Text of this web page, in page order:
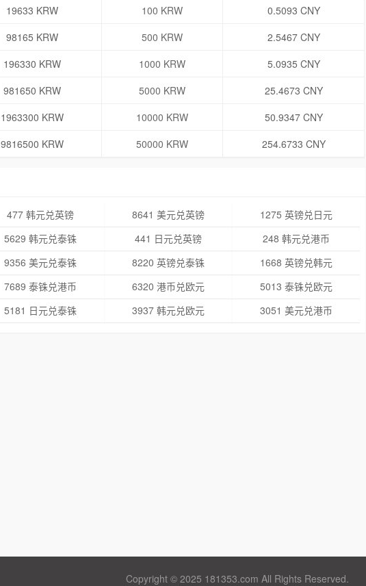
19633 KRW 100 KRW
0.5093 CNY
98165 KRW 500 KRW
2.5467 CNY
196330 KRW 1000 KRW
5.0935 CNY
981650 KRW 5000 KRW
25.4673 CNY
1963300 KRW 10000 KRW
50.9347 CNY
9816500 KRW 50000 KRW 254.6733 CNY
477 韩元兑英镑 8641 美元兑英镑
1275 英镑兑日元
5629 韩元兑泰铢 441 日元兑英镑
248 韩元兑港币
9356 美元兑泰铢 8220 英镑兑泰铢
1668 英镑兑韩元
7689 泰铢兑港币 6320 港币兑欧元
5013 泰铢兑欧元
5181 日元兑泰铢 3937 韩元兑欧元 3051 美元兑港币
Copyright © 2025 181353.com All Rights Reserved.